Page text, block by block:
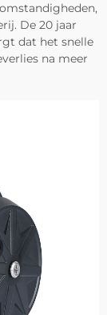
De 20 jaar
dat het snelle
na meer